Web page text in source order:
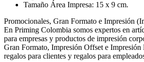
Tamaño Área Impresa: 15 x 9 cm.
Promocionales, Gran Formato e Impresión
En Priming Colombia somos expertos en
para empresas y productos de impresión
Gran Formato, Impresión Offset e Impresión
regalos para clientes y regalos para